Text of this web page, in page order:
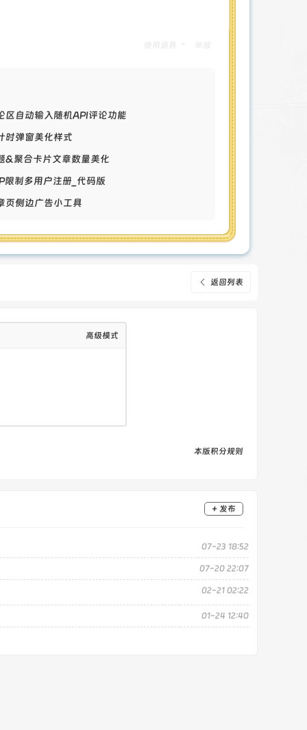
区自动输入随机API评论功能
时弹窗美化样式
&聚合卡片文章数量美化
限制多用户注册_代码版
页侧边广告小工具
返回列表
高级模式
本版积分规则
+ 发布
07-23 18:52
07-20 22:07
02-21 02:22
01-24 12:40